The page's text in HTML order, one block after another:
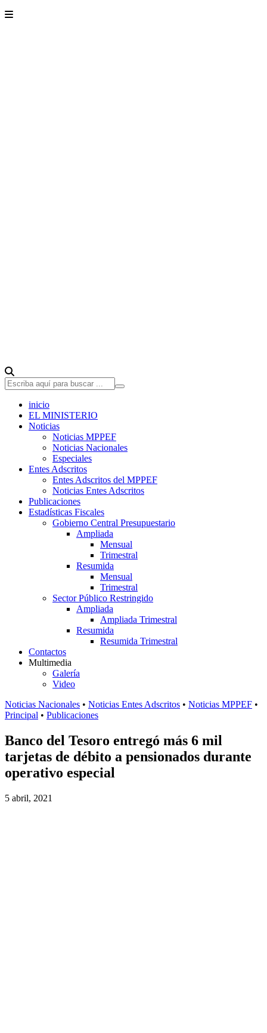
inicio
EL MINISTERIO
Noticias
Noticias MPPEF
Noticias Nacionales
Especiales
Entes Adscritos
Entes Adscritos del MPPEF
Noticias Entes Adscritos
Publicaciones
Estadísticas Fiscales
Gobierno Central Presupuestario
Ampliada
Mensual
Trimestral
Resumida
Mensual
Trimestral
Sector Público Restringido
Ampliada
Ampliada Trimestral
Resumida
Resumida Trimestral
Contactos
Multimedia
Galería
Video
Noticias Nacionales • Noticias Entes Adscritos • Noticias MPPEF •
Principal • Publicaciones
Banco del Tesoro entregó más 6 mil
tarjetas de débito a pensionados durante
operativo especial
5 abril, 2021